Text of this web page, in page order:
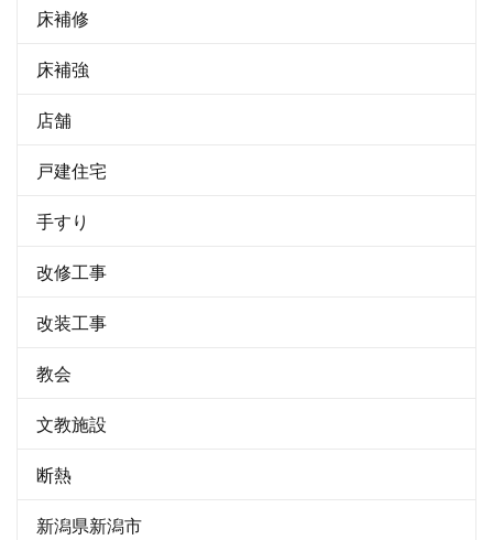
床補修
床補強
店舗
戸建住宅
手すり
改修工事
改装工事
教会
文教施設
断熱
新潟県新潟市